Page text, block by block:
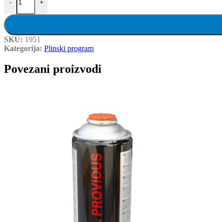
- +
SKU: 1951
Kategorija: Plinski program
Povezani proizvodi